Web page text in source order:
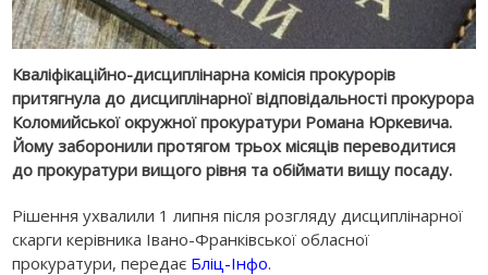
Кваліфікаційно-дисциплінарна комісія прокурорів
притягнула до дисциплінарної відповідальності прокурора
Коломийської окружної прокуратури Романа Юркевича.
Йому заборонили протягом трьох місяців переводитися
до прокуратури вищого рівня та обіймати вищу посаду.
Рішення ухвалили 1 липня після розгляду дисциплінарної
скарги керівника Івано-Франківської обласної
прокуратури, передає Бліц-Інфо.